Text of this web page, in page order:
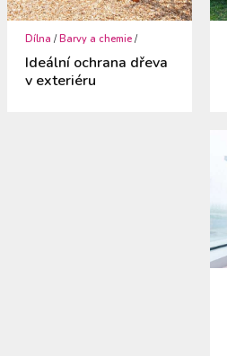
Dílna / Barvy a chemie /
Ideální ochrana dřeva
v exteriéru